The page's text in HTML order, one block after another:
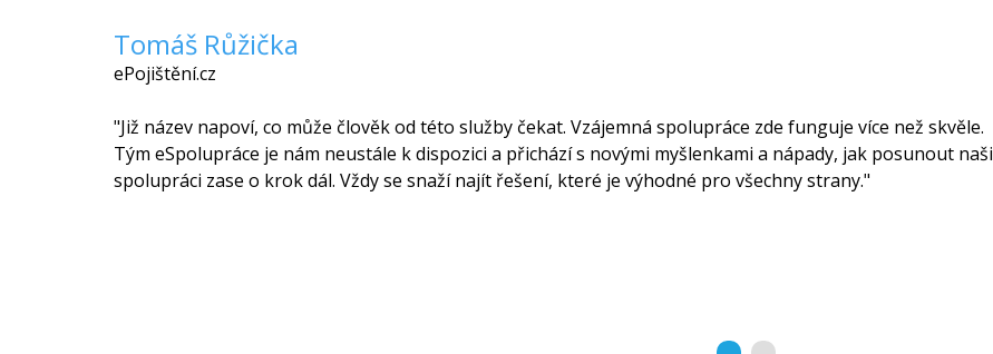
Tomáš Růžička
ePojištění.cz
"Již název napoví, co může člověk od této služby čekat. Vzájemná spolupráce zde funguje více než skvěle.
Tým eSpolupráce je nám neustále k dispozici a přichází s novými myšlenkami a nápady, jak posunout naši
spolupráci zase o krok dál. Vždy se snaží najít řešení, které je výhodné pro všechny strany."